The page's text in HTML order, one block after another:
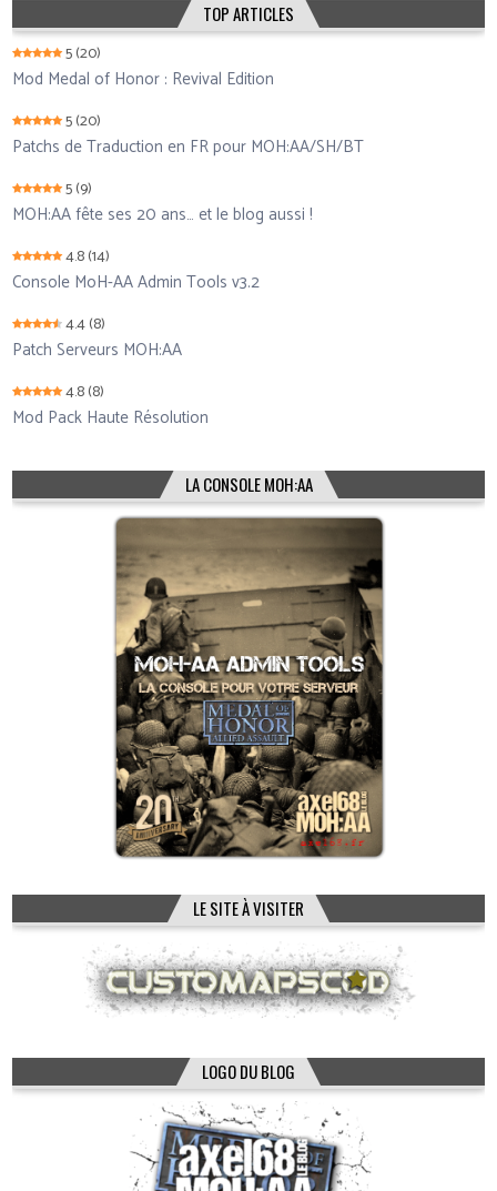
TOP ARTICLES
5(20)
Mod Medal of Honor : Revival Edition
5(20)
Patchs de Traduction en FR pour MOH:AA/SH/BT
5(9)
MOH:AA fête ses 20 ans… et le blog aussi !
4.8(14)
Console MoH-AA Admin Tools v3.2
4.4(8)
Patch Serveurs MOH:AA
4.8(8)
Mod Pack Haute Résolution
LA CONSOLE MOH:AA
LE SITE À VISITER
LOGO DU BLOG